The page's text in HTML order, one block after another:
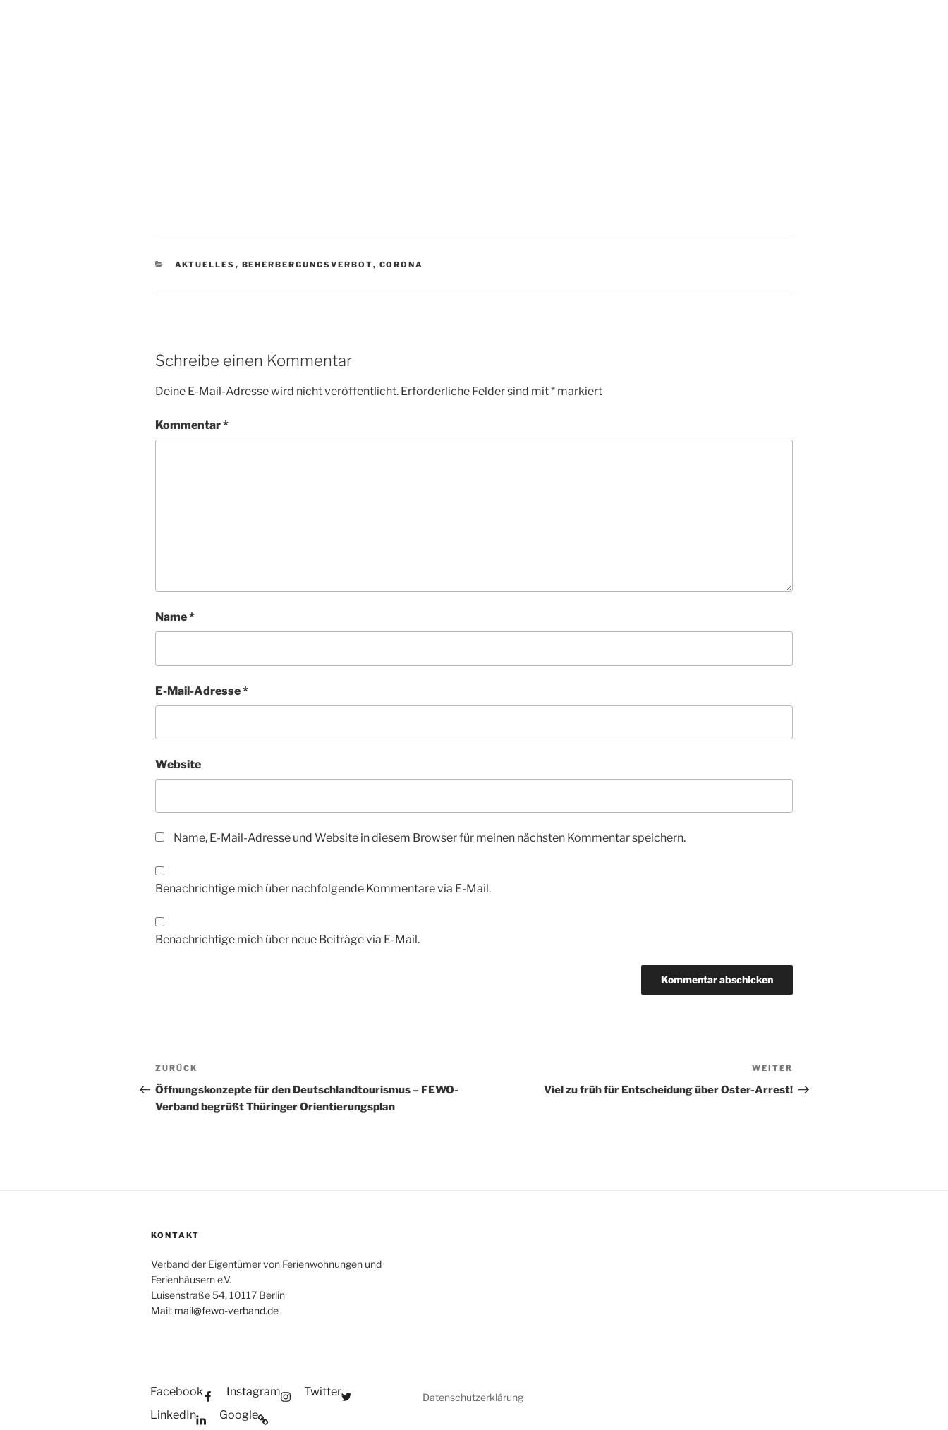
KATEGORIEN
AKTUELLES , BEHERBERGUNGSVERBOT, CORONA
Schreibe einen Kommentar
Deine E-Mail-Adresse wird nicht veröffentlicht. Erforderliche Felder sind mit* markiert
Kommentar*
Name*
E-Mail-Adresse*
Website
Name, E-Mail-Adresse und Website in diesem Browser für meinen nächsten Kommentar speichern.
Benachrichtige mich über nachfolgende Kommentare via E-Mail.
Benachrichtige mich über neue Beiträge via E-Mail.
Beitragsnavigation
Vorheriger
Beitrag
ZURÜCK
Öffnungskonzepte für den Deutschlandtourismus – FEWO-
Verband begrüßt Thüringer Orientierungsplan
Beitrag
WEITER
Viel zu früh für Entscheidung über Oster-Arrest!
KONTAKT
Verband der Eigentümer von Ferienwohnungen und
Ferienhäusern e.V.
Luisenstraße 54, 10117 Berlin
Mail: mail@fewo-verband.de
Facebook Instagram
Twitter
LinkedIn
Google
Datenschutzerklärung